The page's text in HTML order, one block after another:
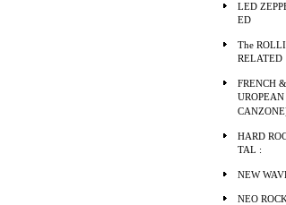
LED
ED
The
RELATED
FRENCH
HARD
TAL :
NEW
NEO